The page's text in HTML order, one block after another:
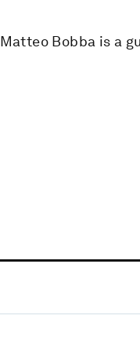
Matteo Bobba is a